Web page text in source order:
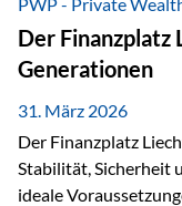
heißt das:Diese
allgemeinen
zur Erfüllung…
Der
Generationen
31. März 2026
Der Finanzplatz
Stabilität, Sicherheit
ideale